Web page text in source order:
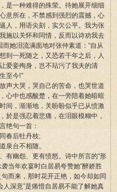
是一种难得的殊荣。待她展开细细
意所在，不禁感到强烈的震撼，心
人，用语尖刻，实欠公平。我为张
施以关怀和同情，反而以诗劝我去
她泪流满面地对张仲素道：“自从
到一死随之，又恐若干年之后，人
爱妾殉身，岂不玷污了我夫的清
至今!”
声大哭，哭自己的苦命，也哭世道
心中也感酸楚，在一旁陪着她暗暗
间，渐渐地，关盼盼似乎已从愤激
於是强忍着悲痛，在泪眼模糊中，
绝句一首：
春后牡丹枝;
泉台不相随。
有幽怨、更有愤怒。诗中所言的“形
当年欢宴时白居易夸赞她“醉娇胜
而来，那时花开正艳，如今却如同
人深意”是痛惜自居易不能了解她真